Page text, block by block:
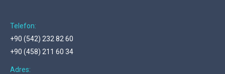
Telefon:
+90 (542) 232 82 60
+90 (458) 211 60 34
Adres: